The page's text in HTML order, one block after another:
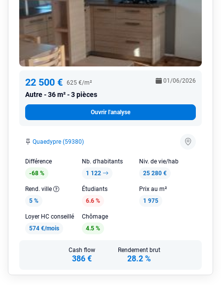
22 500 € 625 €/m²
Autre 36 m² - 3 pièces
01/06/2026
Ouvrir l'analyse
Quaedypre (59380)
Différence
-68 %
Nb. d'habitants
1 122
Niv. de vie/hab
25 280 €
Rend. ville
5 %
Étudiants
6.6 %
Prix au m²
1 975
Loyer HC conseillé
574 €/mois
Chômage
4.5 %
Cash flow
386 €
Rendement brut
28.2 %